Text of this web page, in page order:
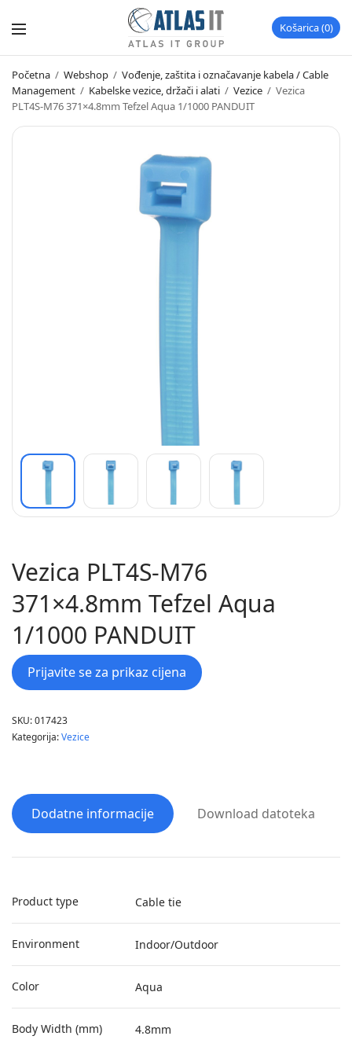
Košarica 0
Početna / Webshop / Vođenje, zaštita i označavanje kabela / Cable
Management / Kabelske vezice, držači i alati / Vezice / Vezica
PLT4S-M76 371×4.8mm Tefzel Aqua 1/1000 PANDUIT
Vezica PLT4S-M76
371×4.8mm Tefzel Aqua
1/1000 PANDUIT
Prijavite se za prikaz cijena
SKU:017423
Kategorija:Vezice
Dodatne informacije Download datoteka
Product type Cable tie
Environment Indoor/Outdoor
Color Aqua
Body Width (mm) 4.8mm